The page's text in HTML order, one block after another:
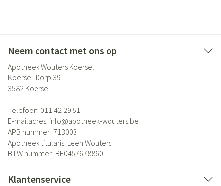
Neem contact met ons op
Apotheek Wouters Koersel
Koersel-Dorp 39
3582 Koersel
Telefoon: 011 42 29 51
E-mailadres: info@apotheek-wouters.be
APB nummer: 713003
Apotheek titularis: Leen Wouters
BTW nummer: BE0457678860
Klantenservice